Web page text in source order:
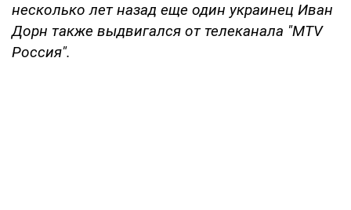
несколько лет назад еще один украинец Иван
Дорн также выдвигался от телеканала "MTV
Россия".